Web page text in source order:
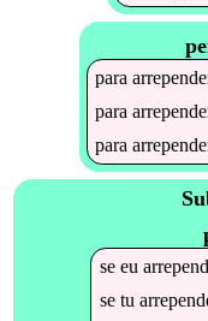
para
para
para
se eu
se tu